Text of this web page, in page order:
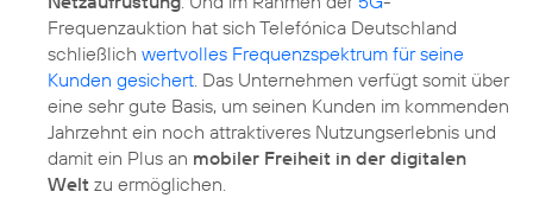
Frequenzauktion hat sich Telefónica Deutschland
schließlich wertvolles Frequenzspektrum für seine
Kunden gesichert. Das Unternehmen verfügt somit über
eine sehr gute Basis, um seinen Kunden im kommenden
Jahrzehnt ein noch attraktiveres Nutzungserlebnis und
damit ein Plus an mobiler Freiheit in der digitalen
Welt